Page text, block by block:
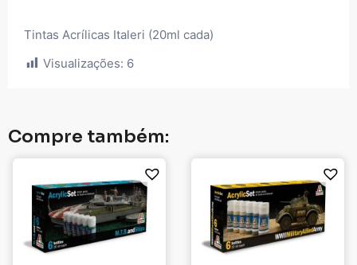
Tintas Acrílicas Italeri (20ml cada)
Visualizações: 6
Compre também: